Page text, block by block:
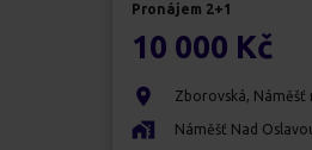
Pronájem 2+1
10 000 Kč
Zborovská, Náměšť
Náměšť Nad